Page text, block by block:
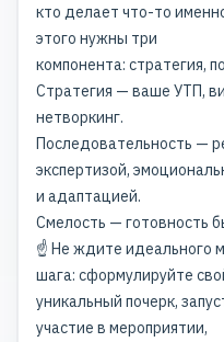
кто делает что-то
этого нужны три
компонента: стратегия,
Стратегия — ваше УТП,
нетворкинг.
Последовательность —
экспертизой,
и адаптацией.
Смелость — готовность
☝️ Не ждите идеального
шага: сформулируйте
уникальный почерк,
участие в мероприятии,